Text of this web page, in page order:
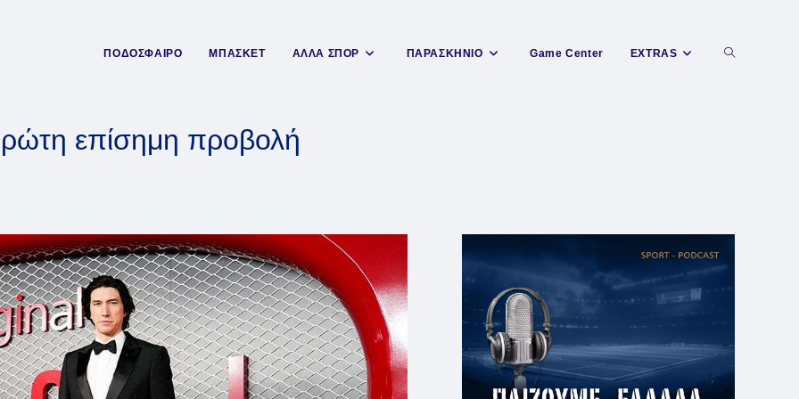
ΠΟΔΟΣΦΑΙΡΟ ΜΠΑΣΚΕΤ ΑΛΛΑ ΣΠΟΡ ΠΑΡΑΣΚΗΝΙΟ Game Center EXTRAS Toggle
επίσημη προβολή